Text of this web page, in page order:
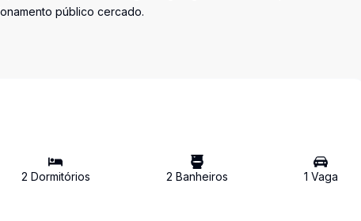
público cercado.
2 Dormitórios 2 Banheiros 1 Vaga